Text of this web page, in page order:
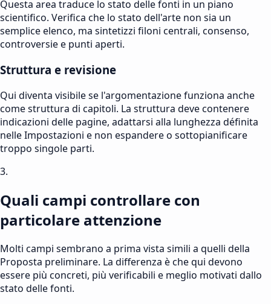
Questa area traduce lo stato delle fonti in un piano
scientifico. Verifica che lo stato dell'arte non sia un
semplice elenco, ma sintetizzi filoni centrali, consenso,
controversie e punti aperti.
Struttura e revisione
Qui diventa visibile se l'argomentazione funziona anche
come struttura di capitoli. La struttura deve contenere
indicazioni delle pagine, adattarsi alla lunghezza définita
nelle Impostazioni e non espandere o sottopianificare
troppo singole parti.
3.
Quali campi controllare con
particolare attenzione
Molti campi sembrano a prima vista simili a quelli della
Proposta preliminare. La differenza è che qui devono
essere più concreti, più verificabili e meglio motivati dallo
stato delle fonti.